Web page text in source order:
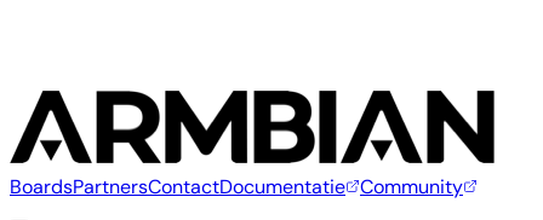
BoardsPartnersContactDocumentatie Community